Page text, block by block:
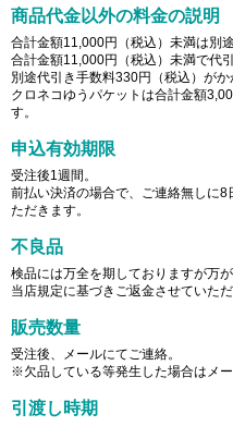
商品代金以外の料金の説明
合計金額11,000円（税込）未満は別
合計金額11,000円（税込）未満で代
別途代引き手数料330円（税込）がか
クロネコゆうパケットは合計金額
す。
申込有効期限
受注後1週間。
前払い決済の場合で、ご連絡無しに
ただきます。
不良品
検品には万全を期しておりますが万
当店規定に基づきご返金させていただ
販売数量
受注後、メールにてご連絡。
※欠品している等発生した場合はメー
引渡し時期